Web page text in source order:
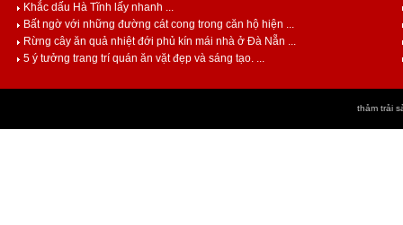
Khắc dấu Hà Tĩnh lấy nhanh ...
Bất ngờ với những đường cát cong trong căn hộ hiện ...
Rừng cây ăn quả nhiệt đới phủ kín mái nhà ở Đà Nẵn ...
5 ý tưởng trang trí quán ăn vặt đẹp và sáng tạo. ...
thảm trải